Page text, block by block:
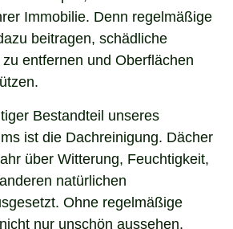
Immobilie. Denn regelmäßige
beitragen, schädliche
entfernen und Oberflächen
Bestandteil unseres
ist die Dachreinigung. Dächer
über Witterung, Feuchtigkeit,
natürlichen
Ohne regelmäßige
nur unschön aussehen,